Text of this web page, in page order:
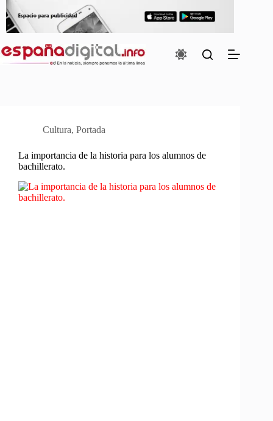
contenido
Cultura, Portada
La importancia de la historia para los alumnos de
bachillerato.